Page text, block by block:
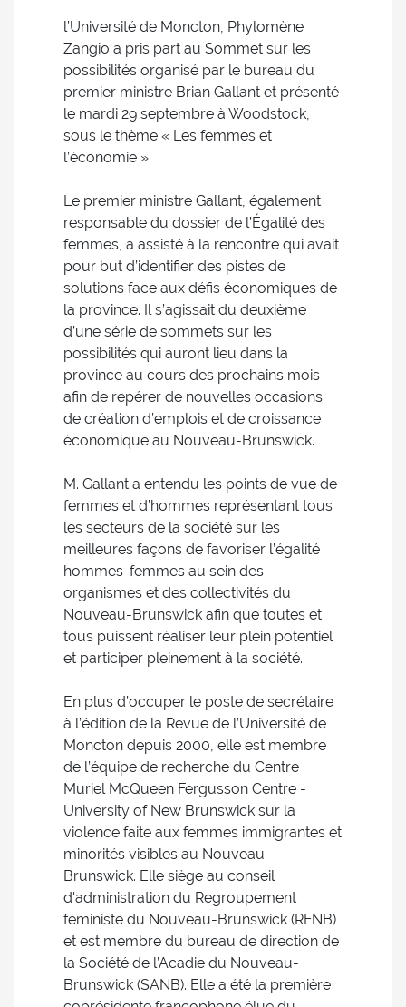
l’Université de Moncton, Phylomène
Zangio a pris part au Sommet sur les
possibilités organisé par le bureau du
premier ministre Brian Gallant et présenté
le mardi 29 septembre à Woodstock,
sous le thème « Les femmes et
l’économie ».
Le premier ministre Gallant, également
responsable du dossier de l’Égalité des
femmes, a assisté à la rencontre qui avait
pour but d’identifier des pistes de
solutions face aux défis économiques de
la province. Il s’agissait du deuxième
d’une série de sommets sur les
possibilités qui auront lieu dans la
province au cours des prochains mois
afin de repérer de nouvelles occasions
de création d’emplois et de croissance
économique au Nouveau-Brunswick.
M. Gallant a entendu les points de vue de
femmes et d’hommes représentant tous
les secteurs de la société sur les
meilleures façons de favoriser l’égalité
hommes-femmes au sein des
organismes et des collectivités du
Nouveau-Brunswick afin que toutes et
tous puissent réaliser leur plein potentiel
et participer pleinement à la société.
En plus d’occuper le poste de secrétaire
à l’édition de la Revue de l’Université de
Moncton depuis 2000, elle est membre
de l’équipe de recherche du Centre
Muriel McQueen Fergusson Centre -
University of New Brunswick sur la
violence faite aux femmes immigrantes et
minorités visibles au Nouveau-
Brunswick. Elle siège au conseil
d'administration du Regroupement
féministe du Nouveau-Brunswick (RFNB)
et est membre du bureau de direction de
la Société de l’Acadie du Nouveau-
Brunswick (SANB). Elle a été la première